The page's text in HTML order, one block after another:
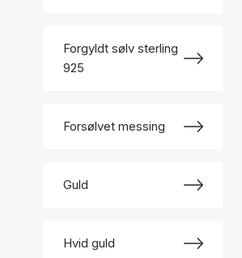
Forgyldt sølv sterling
925
Forsølvet messing
Guld
Hvid guld